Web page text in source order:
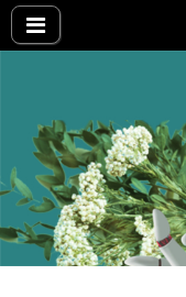
Nye